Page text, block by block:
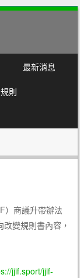
最新消息
則
）商議升帶辦法
變規則書內容，
jjif.sport/jjif-